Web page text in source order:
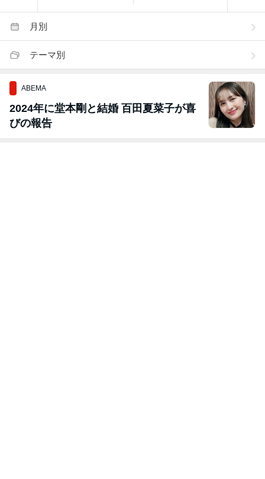
月別
テーマ別
ABEMA
2024年に堂本剛と結婚 百田夏菜子が喜
びの報告